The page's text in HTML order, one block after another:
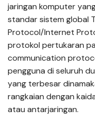
jaringan komputer
standar sistem global
Protocol/Internet
protokol pertukaran
communication
pengguna di seluruh
yang terbesar
rangkaian dengan
atau antarjaringan.